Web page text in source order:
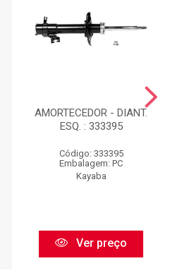
AMORTECEDOR - DIANT.
ESQ. : 333395
Código: 333395
Embalagem: PC
Kayaba
Ver preço